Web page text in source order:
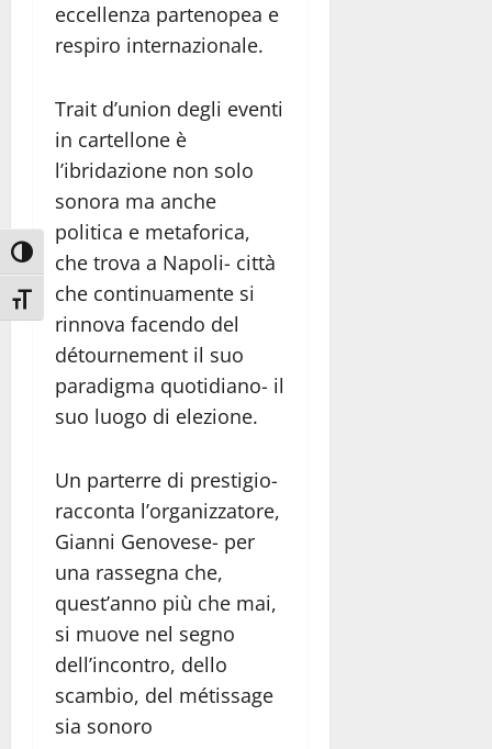
Attiva/disattiva alto contrasto
Attiva/disattiva dimensione testo
eccellenza partenopea e
respiro internazionale.
Trait d’union degli eventi
in cartellone è
l’ibridazione non solo
sonora ma anche
politica e metaforica,
che trova a Napoli- città
che continuamente si
rinnova facendo del
détournement il suo
paradigma quotidiano- il
suo luogo di elezione.
Un parterre di prestigio-
racconta l’organizzatore,
Gianni Genovese- per
una rassegna che,
quest’anno più che mai,
si muove nel segno
dell’incontro, dello
scambio, del métissage
sia sonoro